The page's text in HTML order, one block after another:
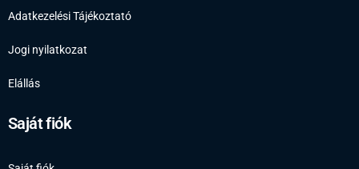
Adatkezelési Tájékoztató
Jogi nyilatkozat
Elállás
Saját fiók